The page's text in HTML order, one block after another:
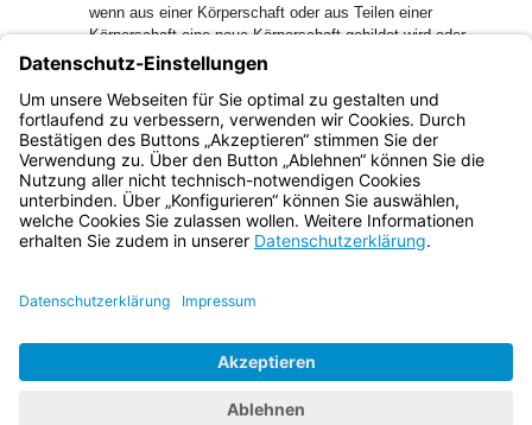
wenn aus einer Körperschaft oder aus Teilen einer
Körperschaft eine neue Körperschaft gebildet wird oder
mehrere neue Körperschaften gebildet werden, oder wenn
Aufgaben einer Körperschaft vollständig oder teilweise auf
eine andere Körperschaft oder mehrere andere
Körperschaften übergehen.
Bayern.de
BayernPortal
Impressum